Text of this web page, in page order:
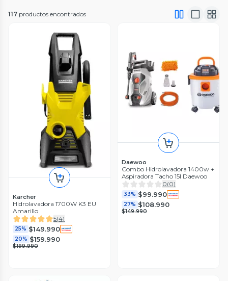
117 productos encontrados
Karcher
Hidrolavadora 1700W K3 EU
Amarillo
5(4)
25% $149.990
20% $159.990
$199.990
Daewoo
Combo Hidrolavadora 1400w +
Aspiradora Tacho 15l Daewoo
0(0)
33% $99.990
27% $108.990
$149.990